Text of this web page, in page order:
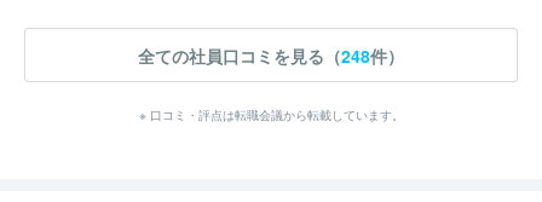
全ての社員口コミを見る（248件）
※ 口コミ・評点は転職会議から転載しています。